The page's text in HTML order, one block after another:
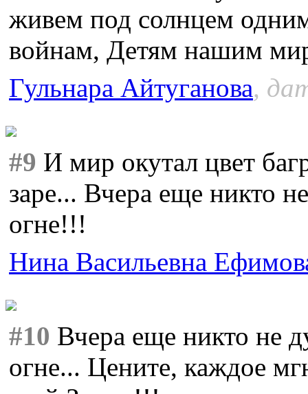
живем под солнцем
войнам, Детям нашим
Гульнара Айтуганова,
#9 И мир окутал цвет
заре... Вчера еще никто
огне!!!
Нина Васильевна
#10 Вчера еще никто не
огне... Цените, каждое